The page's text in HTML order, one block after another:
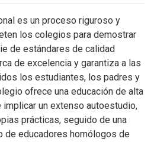
es un proceso riguroso y
los colegios para demostrar
de estándares de calidad
de excelencia y garantiza a las
los estudiantes, los padres y
ofrece una educación de alta
un extenso autoestudio,
prácticas, seguido de una
de educadores homólogos de